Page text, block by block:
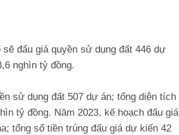
đấu giá quyền sử dụng đất 446 dự
nghìn tỷ đồng.
sử dụng đất 507 dự án; tổng diện tích
tỷ đồng. Năm 2023, kế hoạch đấu giá
tổng số tiền trúng đấu giá dự kiến 42